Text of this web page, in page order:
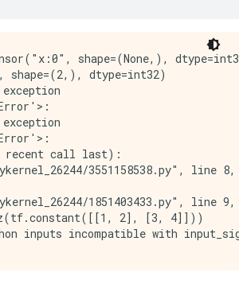
shape=(None,),
dtype=int32)
exception
exception
recent call last):
3551158538.py", line
1851403433.py", line
2], [3, 4]]))
inputs incompatible with